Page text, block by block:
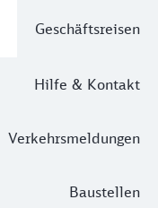
Geschäftsreisen
Hilfe & Kontakt
Verkehrsmeldungen
Baustellen